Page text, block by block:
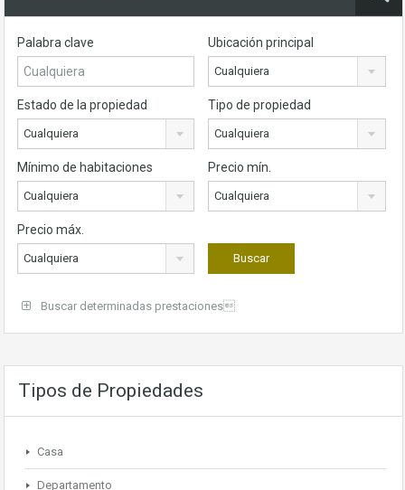
Palabra clave Ubicación principal
Cualquiera
Estado de la propiedad
Cualquiera
Tipo de propiedad
Cualquiera
Mínimo de habitaciones
Cualquiera
Precio mín.
Cualquiera
Precio máx.
Cualquiera
Buscar determinadas prestaciones
Tipos de Propiedades
Casa
Departamento